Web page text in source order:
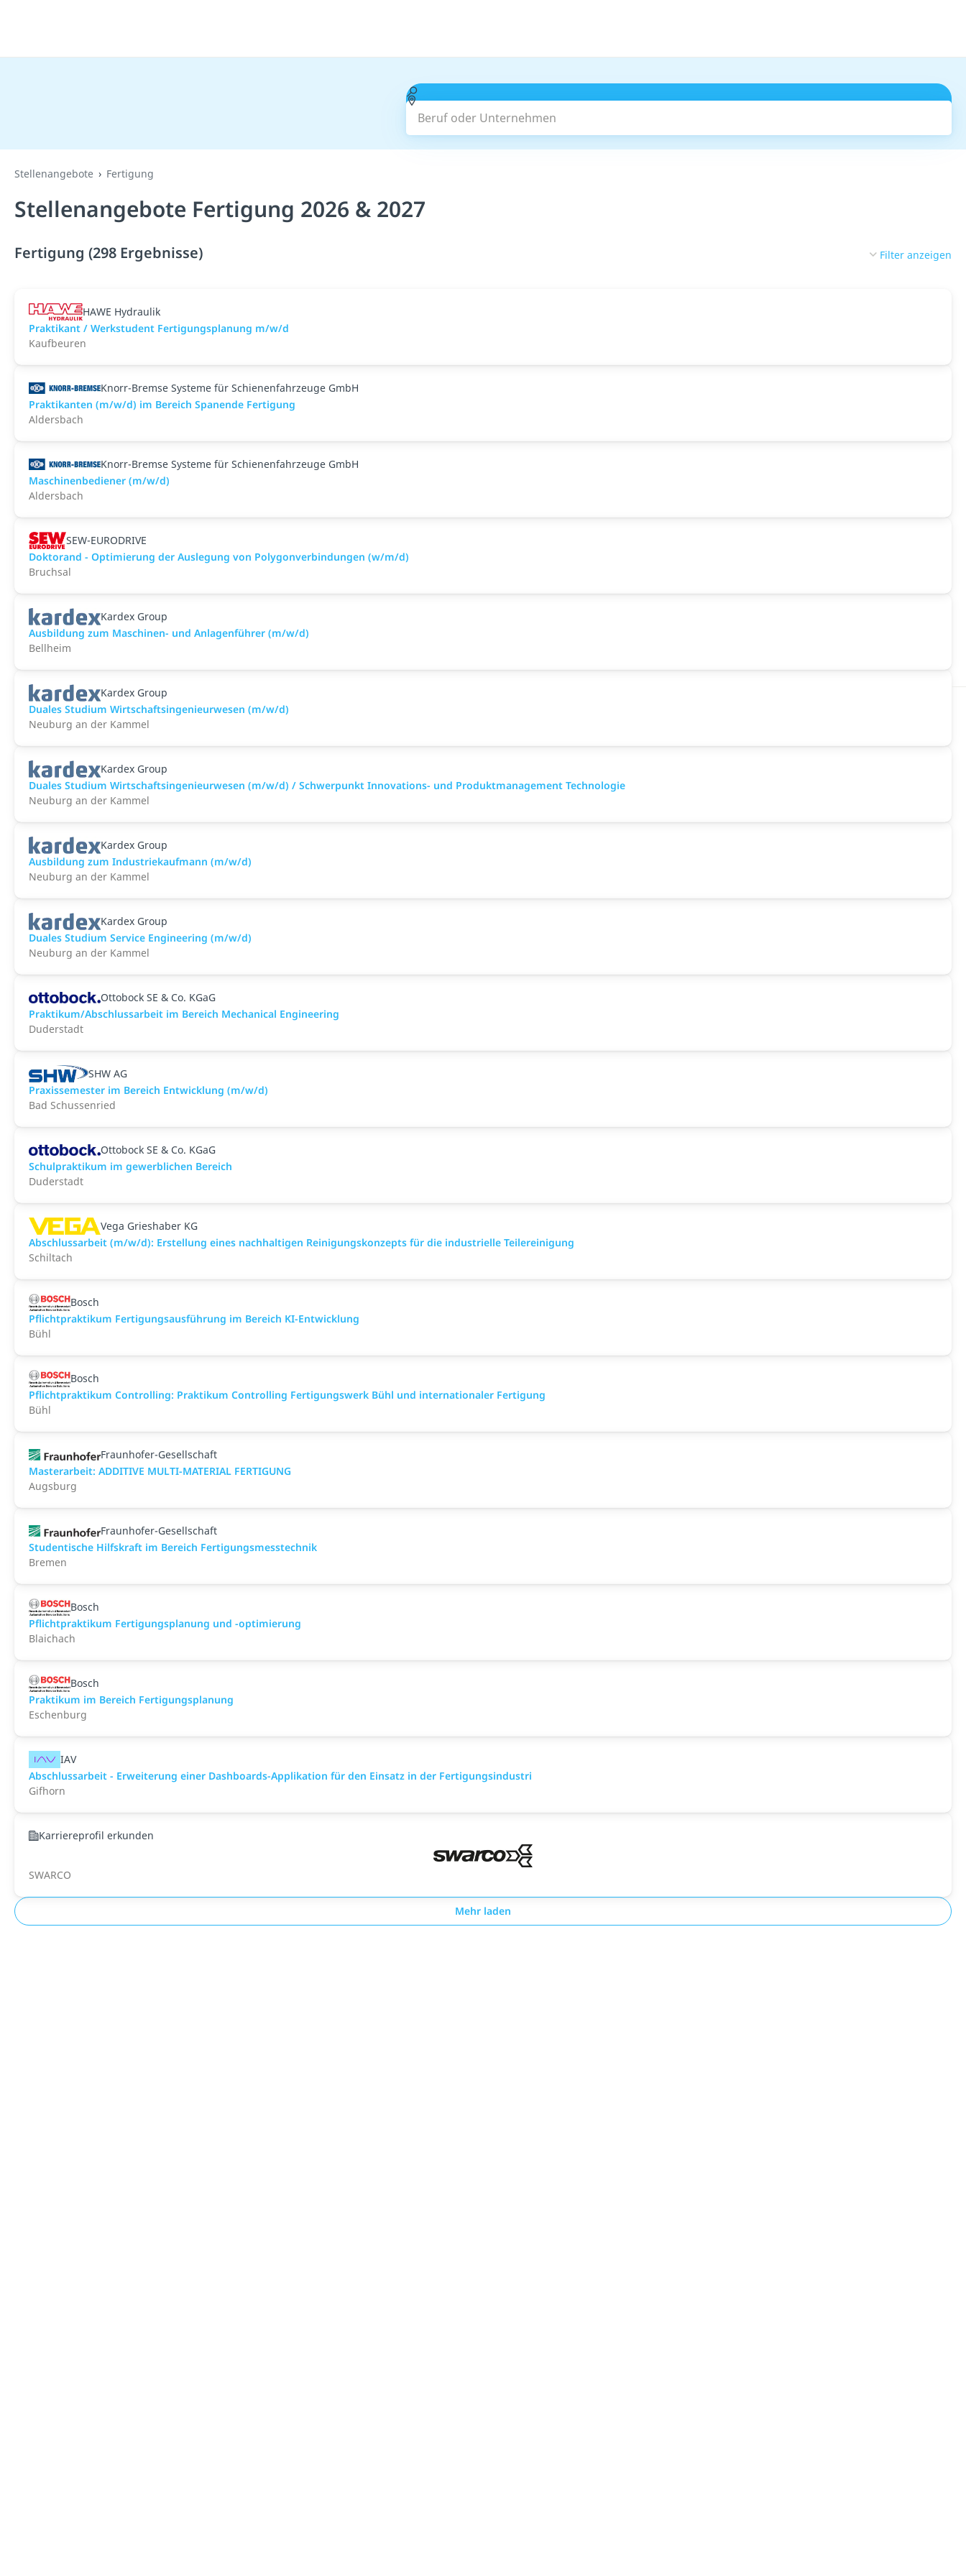
Beruf oder Unternehmen
Stellenangebote Fertigung
Stellenangebote Fertigung 2026 & 2027
Fertigung (298 Ergebnisse) Filter anzeigen
HAWE Hydraulik
Praktikant / Werkstudent Fertigungsplanung m/w/d
Kaufbeuren
Knorr-Bremse Systeme für Schienenfahrzeuge GmbH
Praktikanten (m/w/d) im Bereich Spanende Fertigung
Aldersbach
Knorr-Bremse Systeme für Schienenfahrzeuge GmbH
Maschinenbediener (m/w/d)
Aldersbach
SEW-EURODRIVE
Doktorand - Optimierung der Auslegung von Polygonverbindungen (w/m/d)
Bruchsal
Kardex Group
Ausbildung zum Maschinen- und Anlagenführer (m/w/d)
Bellheim
Kardex Group
Duales Studium Wirtschaftsingenieurwesen (m/w/d)
Neuburg an der Kammel
Kardex Group
Duales Studium Wirtschaftsingenieurwesen (m/w/d) / Schwerpunkt Innovations- und Produktmanagement Technologie
Neuburg an der Kammel
Kardex Group
Ausbildung zum Industriekaufmann (m/w/d)
Neuburg an der Kammel
Kardex Group
Duales Studium Service Engineering (m/w/d)
Neuburg an der Kammel
Ottobock SE & Co. KGaG
Praktikum/Abschlussarbeit im Bereich Mechanical Engineering
Duderstadt
SHW AG
Praxissemester im Bereich Entwicklung (m/w/d)
Bad Schussenried
Ottobock SE & Co. KGaG
Schulpraktikum im gewerblichen Bereich
Duderstadt
Vega Grieshaber KG
Abschlussarbeit (m/w/d): Erstellung eines nachhaltigen Reinigungskonzepts für die industrielle Teilereinigung
Schiltach
Bosch
Pflichtpraktikum Fertigungsausführung im Bereich KI-Entwicklung
Bühl
Bosch
Pflichtpraktikum Controlling: Praktikum Controlling Fertigungswerk Bühl und internationaler Fertigung
Bühl
Fraunhofer-Gesellschaft
Masterarbeit: ADDITIVE MULTI-MATERIAL FERTIGUNG
Augsburg
Fraunhofer-Gesellschaft
Studentische Hilfskraft im Bereich Fertigungsmesstechnik
Bremen
Bosch
Pflichtpraktikum Fertigungsplanung und -optimierung
Blaichach
Bosch
Praktikum im Bereich Fertigungsplanung
Eschenburg
IAV
Abschlussarbeit - Erweiterung einer Dashboards-Applikation für den Einsatz in der Fertigungsindustri
Gifhorn
Karriereprofil erkunden
SWARCO
Mehr laden